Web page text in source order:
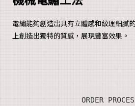
電繡能夠創造出具有立體感和紋理細膩
上創造出獨特的質感，展現豐富效果。
ORDER